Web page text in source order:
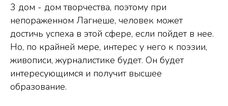
3 дом - дом творчества, поэтому при
непораженном Лагнеше, человек может
достичь успеха в этой сфере, если пойдет в нее.
Но, по крайней мере, интерес у него к поэзии,
живописи, журналистике будет. Он будет
интересующимся и получит высшее
образование.